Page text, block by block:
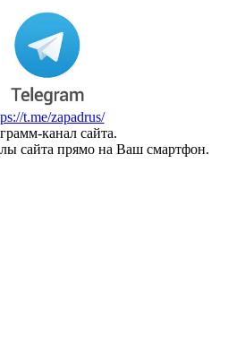
t.me/zapadrus/
канал сайта.
сайта прямо на Ваш смартфон.